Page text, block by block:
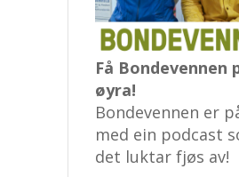
Få Bondevennen
øyra!
Bondevennen er
med ein podcast
det luktar fjøs av!